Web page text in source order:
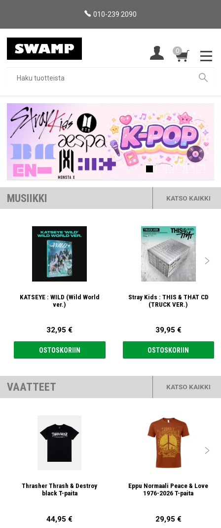
010-239 2090
0
MUSIIKKI KATSO KAIKKI
KATSEYE : WILD (Wild World
ver.)
32,95 €
OSTOSKORIIN
Stray Kids : THIS & THAT CD
(TRUCK VER.)
39,95 €
OSTOSKORIIN

VAATTEET KATSO KAIKKI
Thrasher Thrash & Destroy
black T-paita
44,95 €
Eppu Normaali Peace & Love
1976-2026 T-paita
29,95 €
